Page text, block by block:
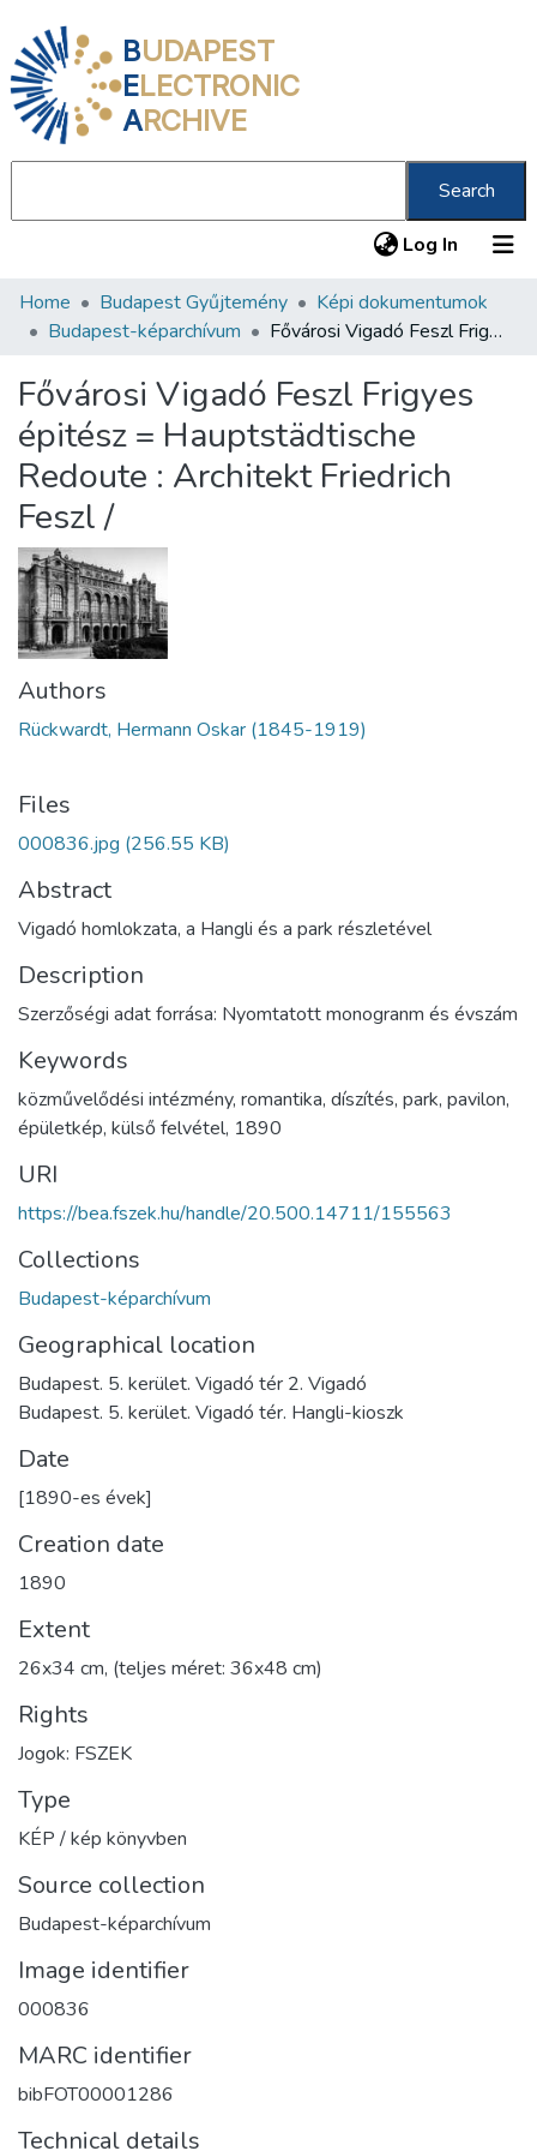
BUDAPEST
ELECTRONIC
ARCHIVE
Search
Log In (current)
Communities & Collections
Statistics
About us
Home Budapest Gyűjtemény
Képi dokumentumok
Budapest-képarchívum
Fővárosi Vigadó Feszl Frigyes épitész = Hauptstädtische Redoute : Architekt Friedrich Feszl /
Fővárosi Vigadó Feszl Frigyes
épitész = Hauptstädtische
Redoute : Architekt Friedrich
Feszl /
Authors
Rückwardt, Hermann Oskar (1845-1919)
Files
000836.jpg (256.55 KB)
Abstract
Vigadó homlokzata, a Hangli és a park részletével
Description
Szerzőségi adat forrása: Nyomtatott monogranm és évszám
Keywords
közművelődési intézmény, romantika, díszítés, park, pavilon,
épületkép, külső felvétel, 1890
URI
https://bea.fszek.hu/handle/20.500.14711/155563
Collections
Budapest-képarchívum
Geographical location
Budapest. 5. kerület. Vigadó tér 2. Vigadó
Budapest. 5. kerület. Vigadó tér. Hangli-kioszk
Date
[1890-es évek]
Creation date
1890
Extent
26x34 cm, (teljes méret: 36x48 cm)
Rights
Jogok: FSZEK
Type
KÉP / kép könyvben
Source collection
Budapest-képarchívum
Image identifier
000836
MARC identifier
bibFOT00001286
Technical details